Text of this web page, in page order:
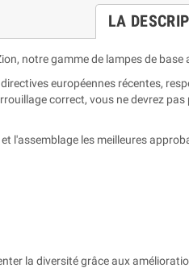
LA
notre gamme de lampes de
européennes récentes,
correct, vous ne devrez
l'assemblage les meilleures
la diversité grâce aux